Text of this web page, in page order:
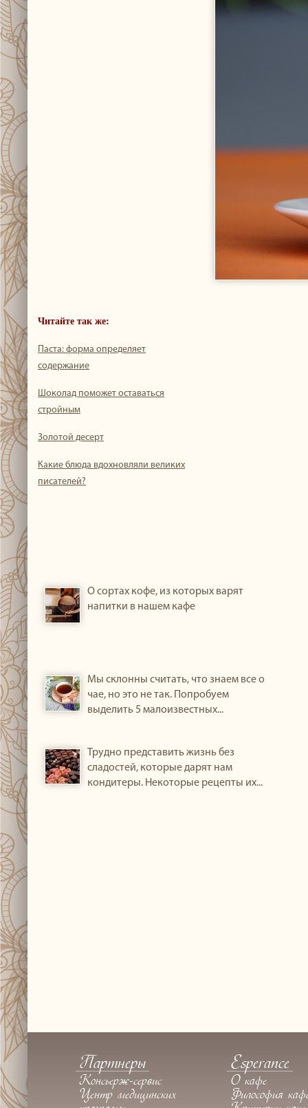
Читайте так же:
Паста: форма определяет
содержание
Шоколад поможет оставаться
стройным
Золотой десерт
Какие блюда вдохновляли великих
писателей?
О сортах кофе, из которых варят
напитки в нашем кафе
Мы склонны считать, что знаем все о
чае, но это не так. Попробуем
выделить 5 малоизвестных...
Трудно представить жизнь без
сладостей, которые дарят нам
кондитеры. Некоторые рецепты их...
Партнеры
Консьерж-сервис
Центр медицинских
Esperance
О кафе
Философия